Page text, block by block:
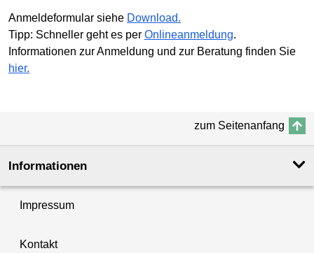
Anmeldeformular siehe Download.
Tipp: Schneller geht es per Onlineanmeldung.
Informationen zur Anmeldung und zur Beratung finden Sie
hier.
zum Seitenanfang
Informationen
Impressum
Kontakt